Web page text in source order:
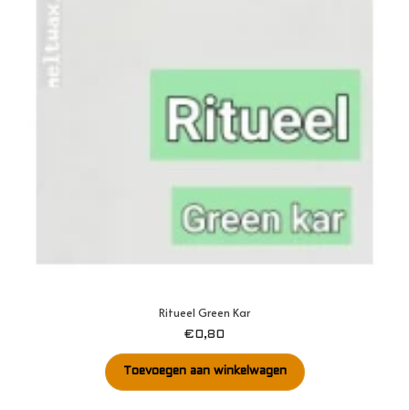
Ritueel Green Kar
€0,80
Toevoegen aan winkelwagen